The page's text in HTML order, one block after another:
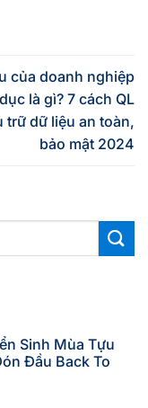
của doanh nghiệp
là gì? 7 cách QL
trữ dữ liệu an toàn,
bảo mật 2024
Sinh Mùa Tựu
Đầu Back To